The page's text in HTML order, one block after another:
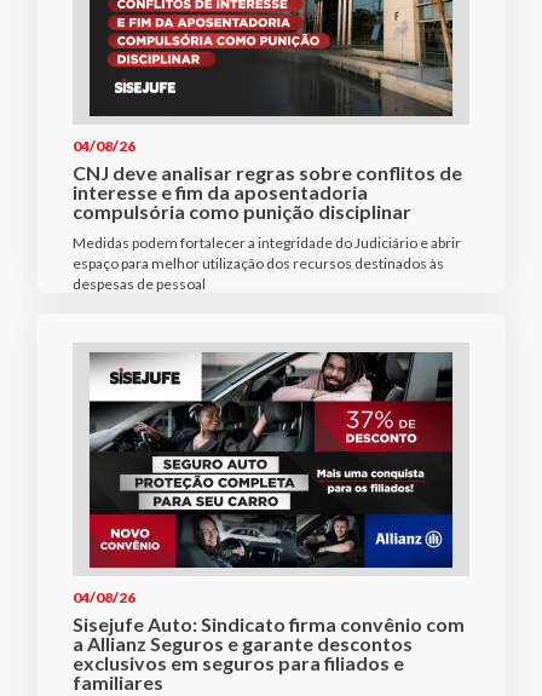
04/08/26
CNJ deve analisar regras sobre conflitos de
interesse e fim da aposentadoria
compulsória como punição disciplinar
Medidas podem fortalecer a integridade do Judiciário e abrir
espaço para melhor utilização dos recursos destinados às
despesas de pessoal
04/08/26
Sisejufe Auto: Sindicato firma convênio com
a Allianz Seguros e garante descontos
exclusivos em seguros para filiados e
familiares